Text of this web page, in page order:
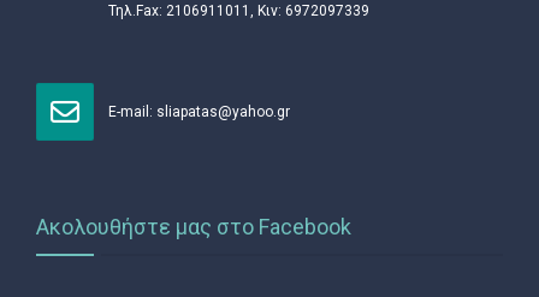
Τηλ.Fax: 2106911011, Κιν: 6972097339
Ε-mail: sliapatas@yahoo.gr
Ακολουθήστε μας στο Facebook